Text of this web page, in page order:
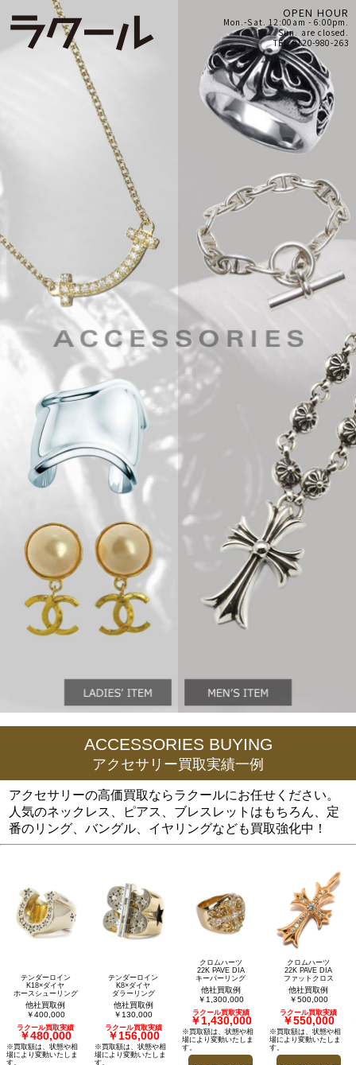
OPEN HOUR
Mon.-Sat. 12:00am - 6:00pm.
Sun. are closed.
TEL:0120-980-263
ACCESSORIES BUYING
アクセサリー買取実績一例
アクセサリーの高価買取ならラクールにお任せください。
人気のネックレス、ピアス、ブレスレットはもちろん、定
番のリング、バングル、イヤリングなども買取強化中！
テンダーロイン
K18×ダイヤ
ホースシューリング
他社買取例
￥400,000
ラクール買取実績
￥480,000
※買取額は、状態や相
場により変動いたしま
す。
テンダーロイン
K8×ダイヤ
ダラーリング
他社買取例
￥130,000
ラクール買取実績
￥156,000
※買取額は、状態や相
場により変動いたしま
す。
クロムハーツ
22K PAVE DIA
キーパーリング
他社買取例
￥1,300,000
ラクール買取実績
￥1,430,000
※買取額は、状態や相
場により変動いたしま
す。
クロムハーツ
22K PAVE DIA
ファットクロス
他社買取例
￥500,000
ラクール買取実績
￥550,000
※買取額は、状態や相
場により変動いたしま
す。